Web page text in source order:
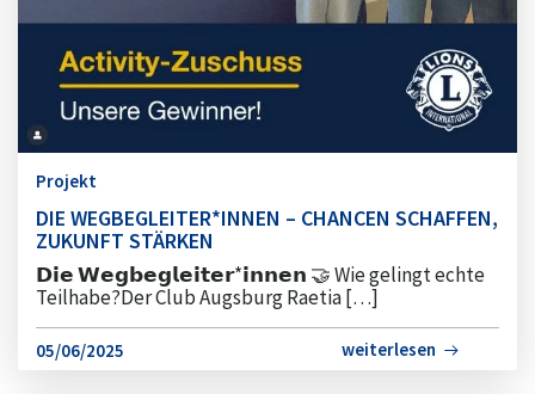
Projekt
DIE WEGBEGLEITER*INNEN – CHANCEN SCHAFFEN,
ZUKUNFT STÄRKEN
𝗗𝗶𝗲 𝗪𝗲𝗴𝗯𝗲𝗴𝗹𝗲𝗶𝘁𝗲𝗿*𝗶𝗻𝗻𝗲𝗻 🤝 Wie gelingt echte
Teilhabe?Der Club Augsburg Raetia […]
05/06/2025 weiterlesen